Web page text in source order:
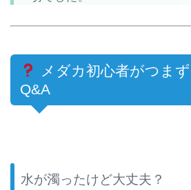
メダカ初心者がつま
Q&A
水が濁ったけど大丈夫？